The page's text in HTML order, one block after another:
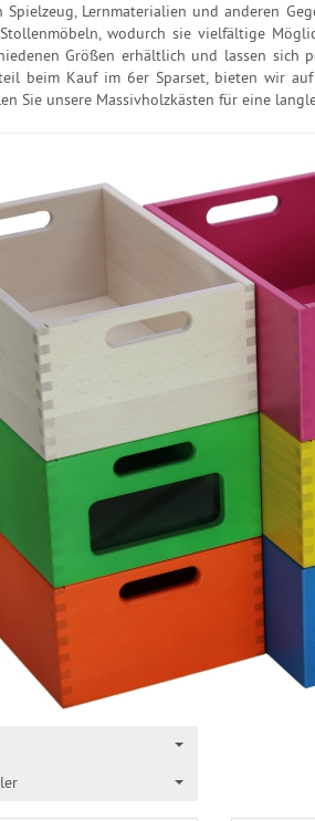
Spielzeug, Lernmaterialien und anderen
wodurch sie vielfältige
Größen erhältlich und lassen sich
beim Kauf im 6er Sparset, bieten wir
Sie unsere Massivholzkästen für eine